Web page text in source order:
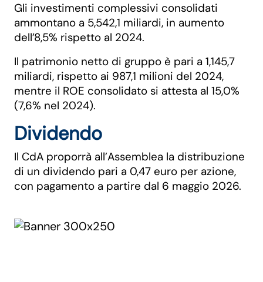
Gli investimenti complessivi consolidati
ammontano a 5,542,1 miliardi, in aumento
dell’8,5% rispetto al 2024.
Il patrimonio netto di gruppo è pari a 1,145,7
miliardi, rispetto ai 987,1 milioni del 2024,
mentre il ROE consolidato si attesta al 15,0%
(7,6% nel 2024).
Dividendo
Il CdA proporrà all’Assemblea la distribuzione
di un dividendo pari a 0,47 euro per azione,
con pagamento a partire dal 6 maggio 2026.